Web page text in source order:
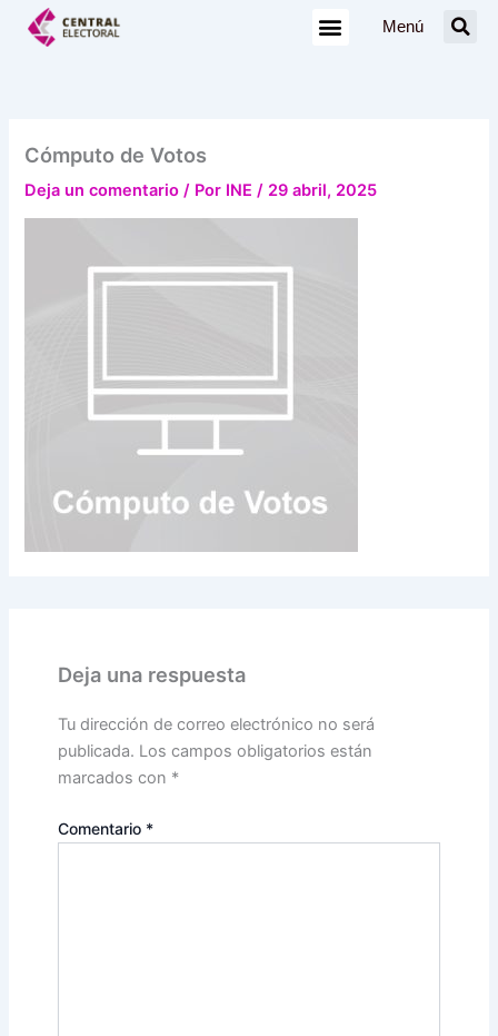
Menú
Cómputo de Votos
Deja un comentario / Por INE/ 29 abril, 2025
Deja una respuesta
Tu dirección de correo electrónico no será
publicada. Los campos obligatorios están
marcados con *
Comentario *